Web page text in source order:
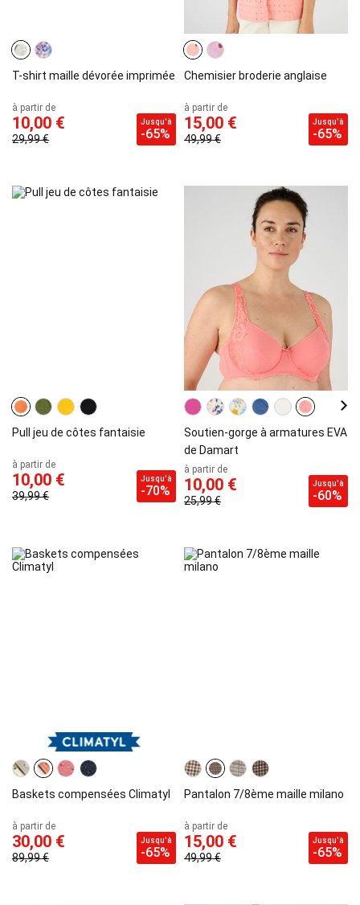
T-shirt maille dévorée imprimée
à partir de
10,00 €
29,99 €
Jusqu'à
-65%
Chemisier broderie anglaise
à partir de
15,00 €
49,99 €
Jusqu'à
-65%
Pull jeu de côtes fantaisie
à partir de
10,00 €
39,99 €
Jusqu'à
-70%
Soutien-gorge à armatures EVA
de Damart
à partir de
10,00 €
25,99 €
Jusqu'à
-60%
Baskets compensées Climatyl
à partir de
30,00 €
89,99 €
Jusqu'à
-65%
Pantalon 7/8ème maille milano
à partir de
15,00 €
49,99 €
Jusqu'à
-65%